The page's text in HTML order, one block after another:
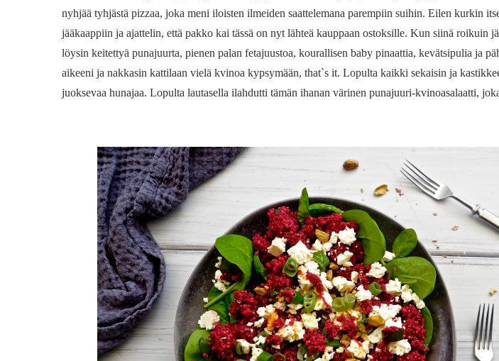
nyhjää tyhjästä pizzaa, joka meni iloisten ilmeiden saattelemana parempiin suihin. Eilen kurkin
jääkaappiin ja ajattelin, että pakko kai tässä on nyt lähteä kauppaan ostoksille. Kun siinä roikuin
löysin keitettyä punajuurta, pienen palan fetajuustoa, kourallisen baby pinaattia, kevätsipulia ja
aikeeni ja nakkasin kattilaan vielä kvinoa kypsymään, that`s it. Lopulta kaikki sekaisin ja
juoksevaa hunajaa. Lopulta lautasella ilahdutti tämän ihanan värinen punajuuri-kvinoasalaatti,